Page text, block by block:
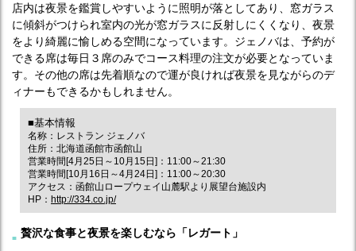
店内は夜景を鑑賞しやすいように照明が落としてあり、窓ガラス
に傾斜がつけられ室内の光が窓ガラスに反射しにくくなり、夜景
をより綺麗に愉しめる空間になっています。ジェノバは、予約が
できる席は毎日３席のみでコース料理の注文が必要となっていま
す。その他の席は先着順なので運が良ければ夜景を見ながらのデ
ィナーもできるかもしれません。
■基本情報
名称：レストラン ジェノバ
住所：北海道函館市函館山
営業時間[4月25日～10月15日]：11:00～21:30
営業時間[10月16日～4月24日]：11:00～20:30
アクセス：函館山ロープウェイ山麓駅より展望台施設内
HP： http://334.co.jp/
贅沢な食事と夜景を楽しむなら「レガート」